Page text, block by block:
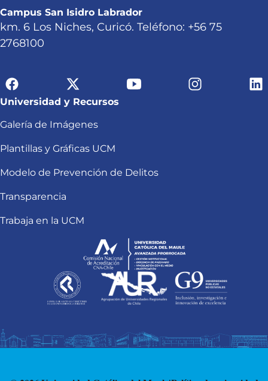
Campus San Isidro Labrador
km. 6 Los Niches, Curicó. Teléfono: +56 75
2768100
Universidad y Recursos
Galería de Imágenes
Plantillas y Gráficas UCM
Modelo de Prevención de Delitos
Transparencia
Trabaja en la UCM